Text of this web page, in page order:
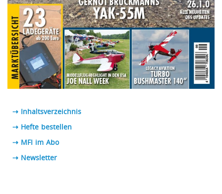
⇢ Inhaltsverzeichnis
⇢ Hefte bestellen
⇢ MFI im Abo
⇢ Newsletter